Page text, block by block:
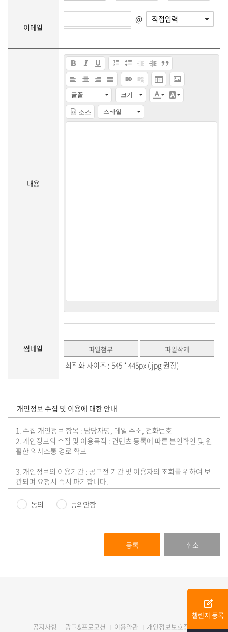
edit_square
챌린지 등록
이메일
@
내용
글꼴 크기
소스 스타일
썸네일
최적화 사이즈 : 545 * 445px (.jpg 권장)
개인정보 수집 및 이용에 대한 안내
1. 수집 개인정보 항목 : 담당자명, 메일 주소, 전화번호
2. 개인정보의 수집 및 이용목적 : 컨텐츠 등록에 따른 본인확인 및 원
활한 의사소통 경로 확보
3. 개인정보의 이용기간 : 공모전 기간 및 이용자의 조회를 위하여 보
관되며 요청시 즉시 파기합니다.
※ 공모전, 대외활동, 이벤트 등 등록은 무료이며 관리자 검수, 수정,
승인 후 등록됩니다.(내부 규정에 따라 등록되지 않을 수 있습니다.)
동의 동의안함
공지사항 광고&프로모션 이용약관 개인정보보호정책